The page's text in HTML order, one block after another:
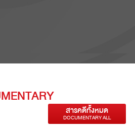
สารคดีทั้งหมด
DOCUMENTARY ALL